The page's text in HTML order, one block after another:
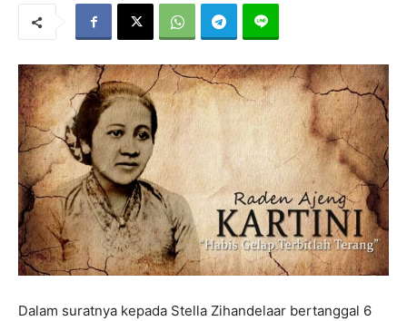
Dalam suratnya kepada Stella Zihandelaar bertanggal 6